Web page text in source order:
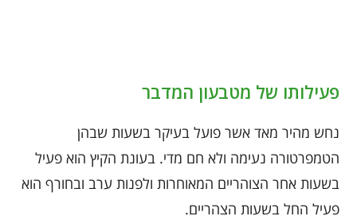
פעילותו של מטבעון המדבר
נחש מהיר מאד אשר פועל בעיקר בשעות שבהן
הטמפרטורה נעימה ולא חם מדי. בעונת הקיץ הוא פעיל
בשעות אחר הצוהריים המאוחרות ולפנות ערב ובחורף הוא
פעיל החל בשעות הצהריים.